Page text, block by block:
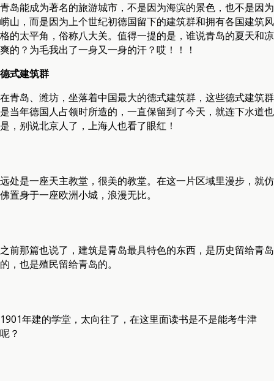
青岛能成为著名的旅游城市，不是因为海滨的景色，也不是因为
崂山，而是因为上个世纪初德国留下的建筑群和拥有各国建筑风
格的太平角，俗称八大关。值得一提的是，谁说青岛的夏天和凉
爽的？为毛我出了一身又一身的汗？哎！！！
德式建筑群
在青岛、潍坊，坐落着中国最大的德式建筑群，这些德式建筑群
是当年德国人占领时所造的，一直保留到了今天，就连下水道也
是，别说北京人了，上海人也看了眼红！
远处是一座天主教堂，很美的教堂。在这一片区域里漫步，就仿
佛置身于一座欧洲小城，浪漫无比。
之前那篇也说了，建筑是青岛最具特色的东西，是历史留给青岛
的，也是殖民留给青岛的。
1901年建的学堂，太向往了，在这里面读书是不是能考牛津
呢？